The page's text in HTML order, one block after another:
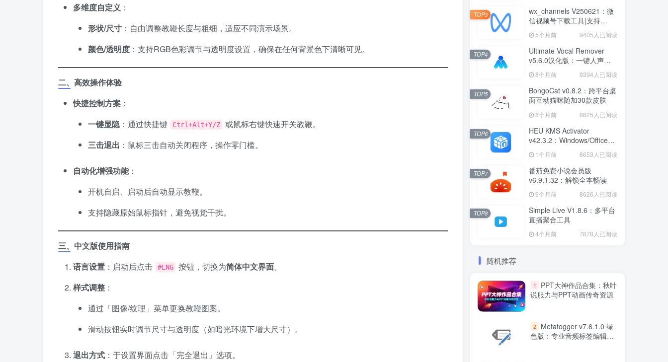
多维度自定义 ​：
形状/尺寸 ​：自由调整教鞭长度与粗细，适应不同演示场景。
颜色/透明度 ​：支持RGB色彩调节与透明度设置，确保在任何背景色下清晰可见。
二、高效操作体验
快捷控制方案 ​：
一键显隐 ​：通过快捷键 Ctrl+Alt+Y/Z
或鼠标右键快速开关教鞭。
三击退出 ​：鼠标三击自动关闭程序，操作零门槛。
自动化增强功能​：
开机自启、启动后自动显示教鞭。
支持隐藏原始鼠标指针，避免视觉干扰。
三、中文版使用指南
语言设置 ​：启动后点击 #LNG 按钮，切换为简体中文界面。
样式调整 ​：
通过「图像/纹理」菜单更换教鞭图案。
滑动按钮实时调节尺寸与透明度（如暗光环境下增大尺寸）。
退出方式 ​：于设置界面点击「完全退出」选项。
wx_channels V250621：微
信视频号下载工具|支持
Win/macOS
5个月前 9405人已阅读
TOP3
Ultimate Vocal Remover
v5.6.0汉化版：一键人声分
离工具
8个月前 9394人已阅读
TOP4
BongoCat v0.8.2：跨平台桌
面互动猫咪随加30款皮肤
8个月前 8825人已阅读
TOP5
HEU KMS Activator
v42.3.2：Windows/Office智
1个月前 8653人已阅读
TOP6
番茄免费小说会员版
v6.9.1.32：解锁全本畅读
9个月前 8626人已阅读
TOP7
Simple Live V1.8.6：多平台
直播聚合工具
4个月前 7878人已阅读
TOP8
随机推荐
1
PPT大神作品合集：秋叶
说服力与PPT动画传奇资源
2
Metatogger v7.6.1.0 绿
色版：专业音频标签编辑与